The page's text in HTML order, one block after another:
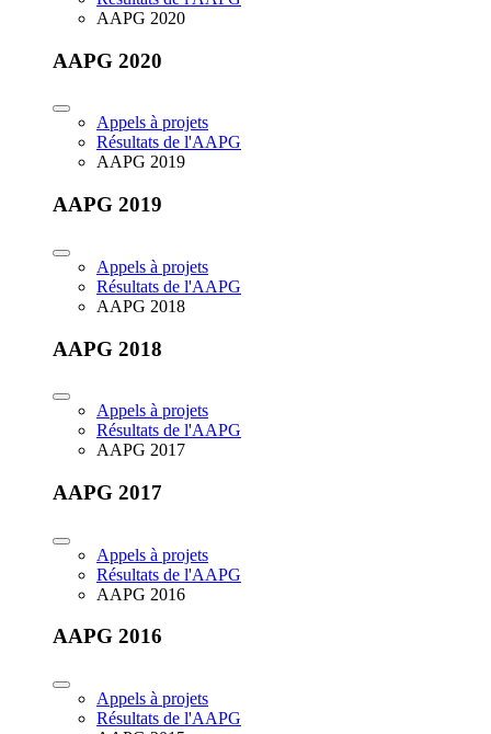
AAPG 2020
AAPG 2020
Appels à projets
Résultats de l'AAPG
AAPG 2019
AAPG 2019
Appels à projets
Résultats de l'AAPG
AAPG 2018
AAPG 2018
Appels à projets
Résultats de l'AAPG
AAPG 2017
AAPG 2017
Appels à projets
Résultats de l'AAPG
AAPG 2016
AAPG 2016
Appels à projets
Résultats de l'AAPG